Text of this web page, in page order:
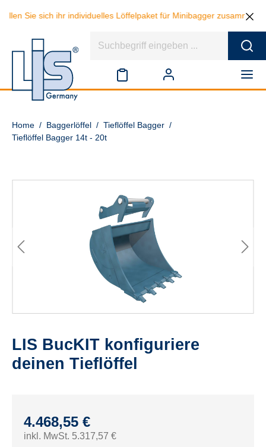
ihr individuelles Löffelpaket für Minibagger zusammen und
Home / Baggerlöffel / Tieflöffel Bagger /
Tieflöffel Bagger 14t - 20t
LIS BucKIT konfiguriere
deinen Tieflöffel
4.468,55 €
inkl. MwSt. 5.317,57 €